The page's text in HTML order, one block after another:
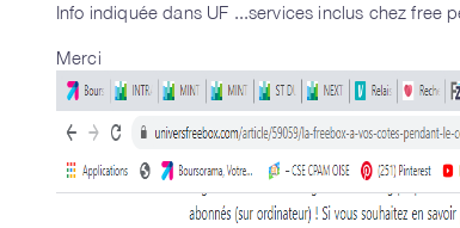
Info indiquée dans UF ...services inclus chez free
Merci